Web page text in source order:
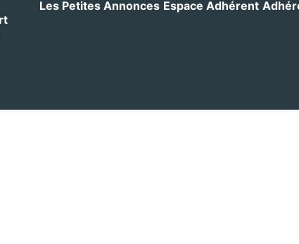
Les Petites Annonces Espace Adhérent